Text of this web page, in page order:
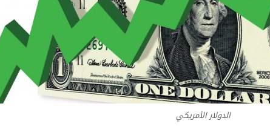
الدولار الأمريكي